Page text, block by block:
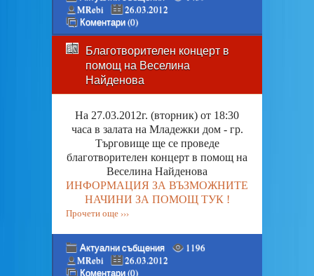
MRebi
26.03.2012
Коментари (0)
Благотворителен концерт в
помощ на Веселина
Найденова
На 27.03.2012г. (вторник) от 18:30
часа в залата на Младежки дом - гр.
Търговище ще се проведе
благотворителен концерт в помощ на
Веселина Найденова
ИНФОРМАЦИЯ ЗА ВЪЗМОЖНИТЕ
НАЧИНИ ЗА ПОМОЩ ТУК !
Прочети още ›››
Актуални събщения
1196
MRebi
26.03.2012
Коментари (0)